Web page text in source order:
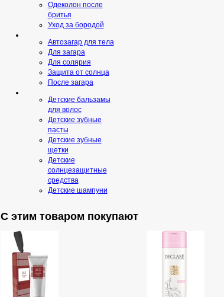
Одеколон после
бритья
Уход за бородой
Автозагар для тела
Для загара
Для солярия
Защита от солнца
После загара
Детские бальзамы
для волос
Детские зубные
пасты
Детские зубные
щетки
Детские
солнцезащитные
средства
Детские шампуни
С этим товаром покупают